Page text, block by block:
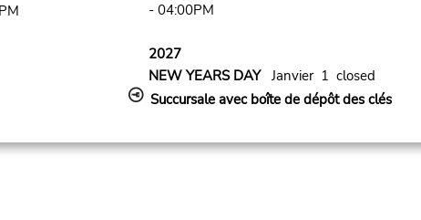
- 04:00PM
2027
NEW YEARS DAYJanvier 1 closed
Succursale avec boîte de dépôt des clés